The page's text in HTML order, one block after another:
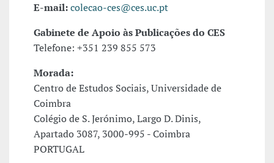
E-mail:colecao-ces@ces.uc.pt
Gabinete de Apoio às Publicações do CES
Telefone: +351 239 855 573
Morada:
Centro de Estudos Sociais, Universidade de
Coimbra
Colégio de S. Jerónimo, Largo D. Dinis,
Apartado 3087, 3000-995 - Coimbra
PORTUGAL